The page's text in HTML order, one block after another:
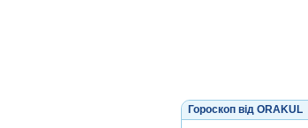
Гороскоп від ORAKUL